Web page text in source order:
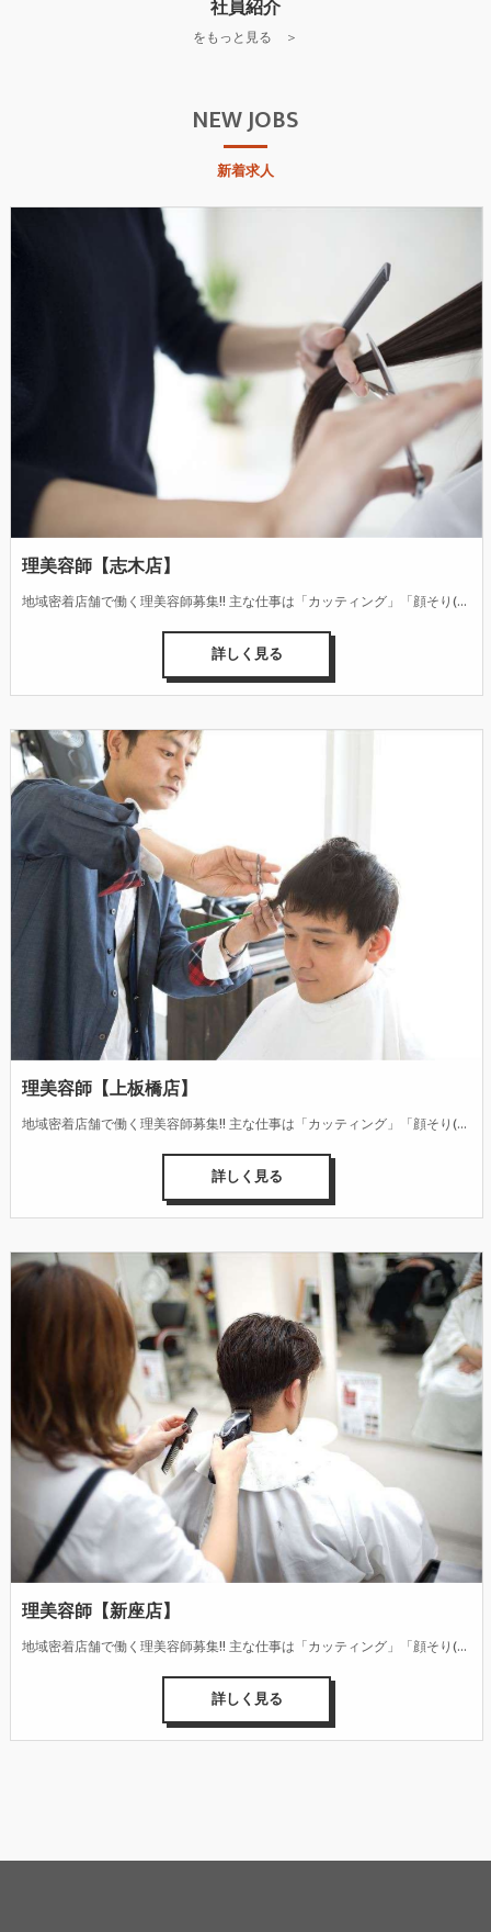
社員紹介
をもっと見る ＞
新着求人
NEW JOBS
理美容師【志木店】
地域密着店舗で働く理美容師募集!! 主な仕事は「カッティング」「顔そり(シェービング)」「シャンプー」「整髪(スタイリング)」です。 お客様の性別・年代・ニーズの多様化に合わせて、デザイン性の高い髪型を仕上げる技術とセンス、接客・カウンセリング能力が身に付きます。また、頭皮・毛髪・肌の健康管理へのアドバイスなども行っています。
詳しく見る
理美容師【上板橋店】
地域密着店舗で働く理美容師募集!! 主な仕事は「カッティング」「顔そり(シェービング)」「シャンプー」「整髪(スタイリング)」です。 お客様の性別・年代・ニーズの多様化に合わせて、デザイン性の高い髪型を仕上げる技術とセンス、接客・カウンセリング能力が身に付きます。また、頭皮・毛髪・肌の健康管理へのアドバイスなども行っています。
詳しく見る
理美容師【新座店】
地域密着店舗で働く理美容師募集!! 主な仕事は「カッティング」「顔そり(シェービング)」「シャンプー」「整髪(スタイリング)」です。 お客様の性別・年代・ニーズの多様化に合わせて、デザイン性の高い髪型を仕上げる技術とセンス、接客・カウンセリング能力が身に付きます。また、頭皮・毛髪・肌の健康管理へのアドバイスなども行っています。
詳しく見る